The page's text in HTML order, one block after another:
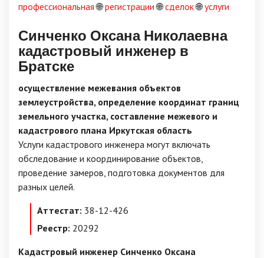
профессиональная🌐регистрации🌐сделок🌐услуги
Синченко Оксана Николаевна
кадастровый инженер в
Братске
осуществление межевания объектов
землеустройства, определение координат границ
земельного участка, составление межевого и
кадастрового плана Иркутская область
Услуги кадастрового инженера могут включать
обследование и координирование объектов,
проведение замеров, подготовка документов для
разных целей.
Аттестат: 38-12-426
Реестр: 20292
Кадастровый инженер Синченко Оксана